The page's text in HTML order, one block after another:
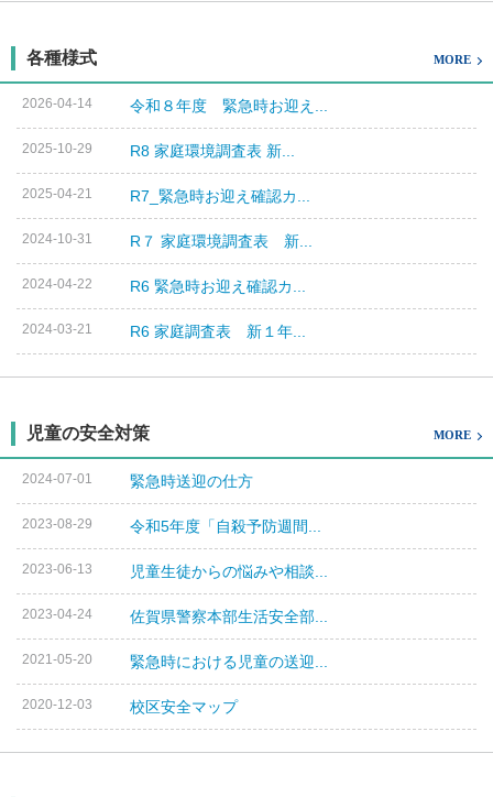
各種様式 MORE
2026-04-14 令和８年度 緊急時お迎え...
2025-10-29 R8 家庭環境調査表 新...
2025-04-21 R7_緊急時お迎え確認カ...
2024-10-31 R７ 家庭環境調査表 新...
2024-04-22 R6 緊急時お迎え確認カ...
2024-03-21 R6 家庭調査表 新１年...
児童の安全対策 MORE
2024-07-01 緊急時送迎の仕方
2023-08-29 令和5年度「自殺予防週間...
2023-06-13 児童生徒からの悩みや相談...
2023-04-24 佐賀県警察本部生活安全部...
2021-05-20 緊急時における児童の送迎...
2020-12-03 校区安全マップ